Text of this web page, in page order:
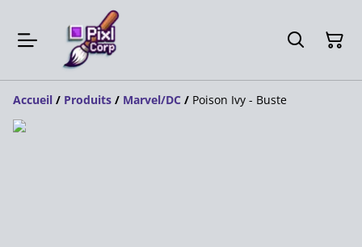
Accueil / Produits / Marvel/DC / Poison Ivy - Buste